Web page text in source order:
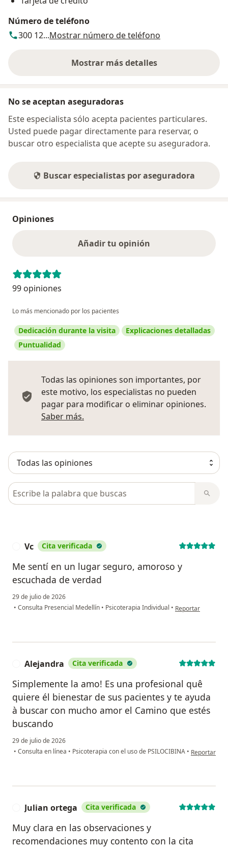
Número de teléfono
300 12...Mostrar número de teléfono
Mostrar más detalles
sobre la dirección
No se aceptan aseguradoras
Este especialista sólo acepta pacientes particulares.
Usted puede pagar directamente para reservar, o
buscar otro especialista que acepte su aseguradora.
Buscar especialistas por aseguradora
Opiniones
Añadir tu opinión
99 opiniones
Lo más mencionado por los pacientes
Dedicación durante la visita
Explicaciones detalladas
Puntualidad
Todas las opiniones son importantes, por
este motivo, los especialistas no pueden
pagar para modificar o eliminar opiniones.
Saber más.
Busca en opiniones
Vc Cita verificada
Me sentí en un lugar seguro, amoroso y
escuchada de verdad
29 de julio de 2026
• Consulta Presencial Medellín • Psicoterapia Individual • en opinión del
Reportar
Alejandra Cita verificada
Simplemente la amo! Es una profesional quê
quiere él bienestar de sus pacientes y te ayuda
à buscar con mucho amor el Camino que estés
buscando
29 de julio de 2026
• Consulta en línea • Psicoterapia con el uso de PSILOCIBINA • en opinión
Reportar
Julian ortega Cita verificada
Muy clara en las observaciones y
recomendaciones muy contento con la cita